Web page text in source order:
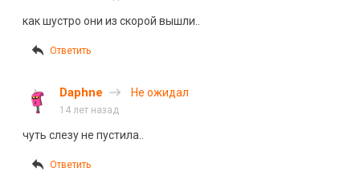
как шустро они из скорой вышли..
Ответить
Daphne Не ожидал
14 лет назад
чуть слезу не пустила..
Ответить